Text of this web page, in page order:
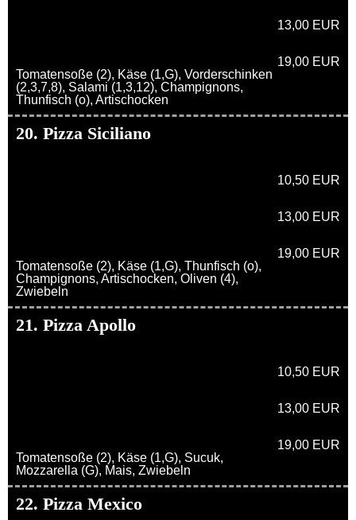
13,00 EUR
19,00 EUR
Tomatensoße (2), Käse (1,G), Vorderschinken
(2,3,7,8), Salami (1,3,12), Champignons,
Thunfisch (o), Artischocken
20. Pizza Siciliano
10,50 EUR
13,00 EUR
19,00 EUR
Tomatensoße (2), Käse (1,G), Thunfisch (o),
Champignons, Artischocken, Oliven (4),
Zwiebeln
21. Pizza Apollo
10,50 EUR
13,00 EUR
19,00 EUR
Tomatensoße (2), Käse (1,G), Sucuk,
Mozzarella (G), Mais, Zwiebeln
22. Pizza Mexico